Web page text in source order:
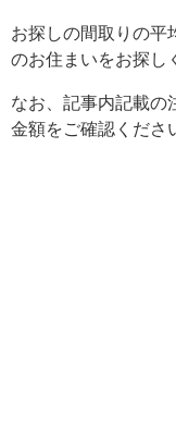
お探しの間取りの平
のお住まいをお探し
なお、記事内記載の
金額をご確認くださ